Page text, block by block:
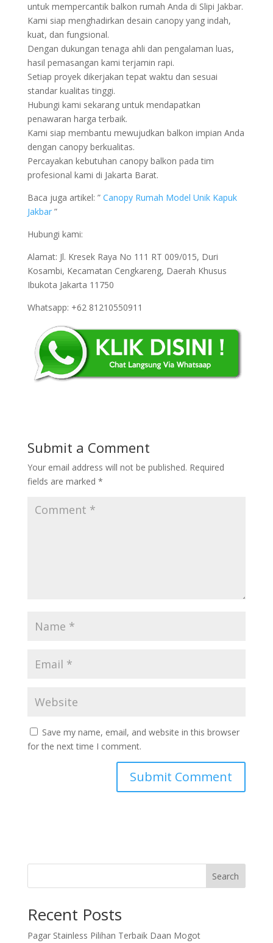
untuk mempercantik balkon rumah Anda di Slipi Jakbar.
Kami siap menghadirkan desain canopy yang indah,
kuat, dan fungsional.
Dengan dukungan tenaga ahli dan pengalaman luas,
hasil pemasangan kami terjamin rapi.
Setiap proyek dikerjakan tepat waktu dan sesuai
standar kualitas tinggi.
Hubungi kami sekarang untuk mendapatkan
penawaran harga terbaik.
Kami siap membantu mewujudkan balkon impian Anda
dengan canopy berkualitas.
Percayakan kebutuhan canopy balkon pada tim
profesional kami di Jakarta Barat.
Baca juga artikel: ” Canopy Rumah Model Unik Kapuk
Jakbar”
Hubungi kami:
Alamat: Jl. Kresek Raya No 111 RT 009/015, Duri
Kosambi, Kecamatan Cengkareng, Daerah Khusus
Ibukota Jakarta 11750
Whatsapp: +62 81210550911
Submit a Comment
Your email address will not be published. Required
fields are marked *
Save my name, email, and website in this browser
for the next time I comment.
Search
Recent Posts
Pagar Stainless Pilihan Terbaik Daan Mogot